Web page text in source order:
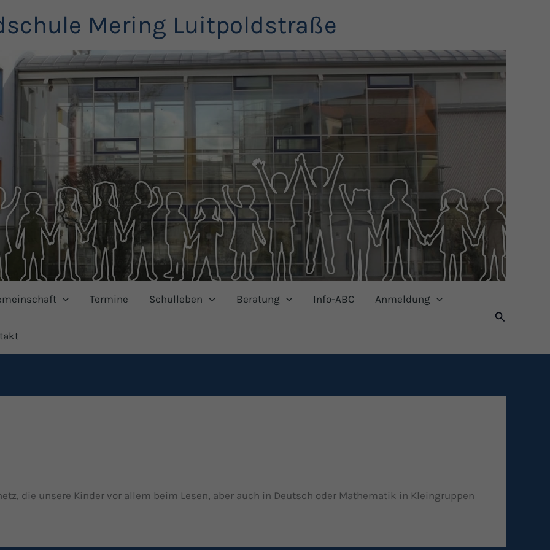
Mering Luitpoldstraße
Termine Schulleben Beratung Info-ABC Anmeldung
Suchen
die unsere Kinder vor allem beim Lesen, aber auch in Deutsch oder Mathematik in Kleingruppen